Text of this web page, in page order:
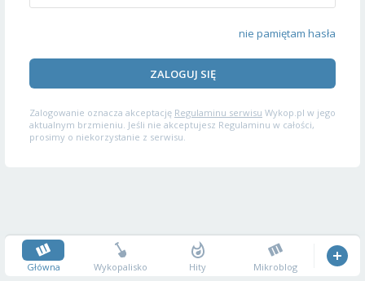
nie pamiętam hasła
ZALOGUJ SIĘ
Zalogowanie oznacza akceptację Regulaminu serwisu Wykop.pl w jego
aktualnym brzmieniu. Jeśli nie akceptujesz Regulaminu w całości,
prosimy o niekorzystanie z serwisu.
Główna Wykopalisko Hity Mikroblog